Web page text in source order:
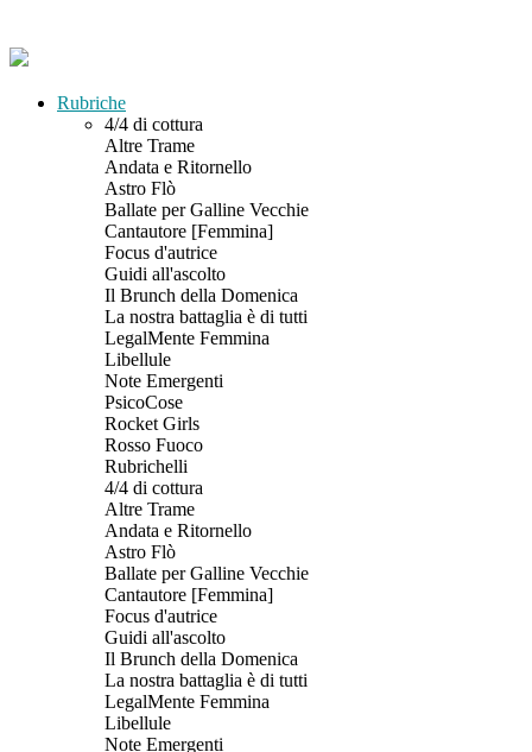
Rubriche
4/4 di cottura
Altre Trame
Andata e Ritornello
Astro Flò
Ballate per Galline Vecchie
Cantautore [Femmina]
Focus d'autrice
Guidi all'ascolto
Il Brunch della Domenica
La nostra battaglia è di tutti
LegalMente Femmina
Libellule
Note Emergenti
PsicoCose
Rocket Girls
Rosso Fuoco
Rubrichelli
4/4 di cottura
Altre Trame
Andata e Ritornello
Astro Flò
Ballate per Galline Vecchie
Cantautore [Femmina]
Focus d'autrice
Guidi all'ascolto
Il Brunch della Domenica
La nostra battaglia è di tutti
LegalMente Femmina
Libellule
Note Emergenti